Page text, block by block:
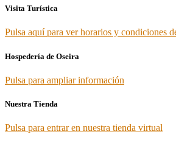
Visita Turística
Pulsa aquí para ver horarios y condiciones
Hospedería de Oseira
Pulsa para ampliar información
Nuestra Tienda
Pulsa para entrar en nuestra tienda virtual